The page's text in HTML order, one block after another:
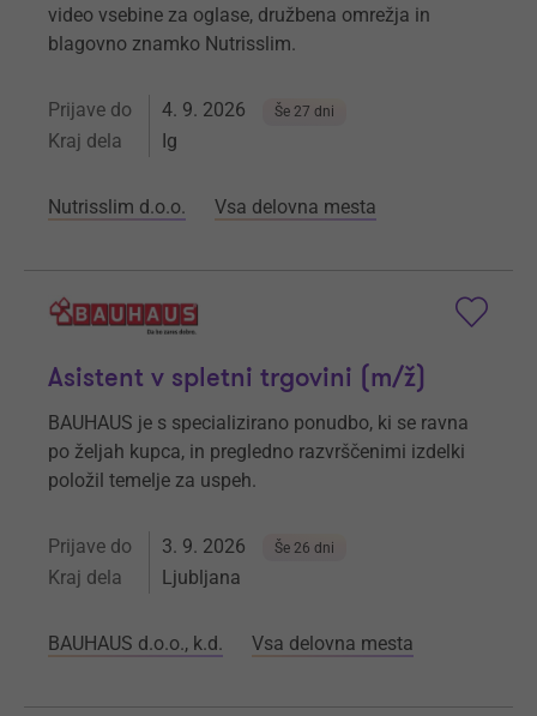
video vsebine za oglase, družbena omrežja in
blagovno znamko Nutrisslim.
Prijave do 4. 9. 2026 Še 27 dni
Kraj dela Ig
Nutrisslim d.o.o. Vsa delovna mesta
Asistent v spletni trgovini (m/ž)
BAUHAUS je s specializirano ponudbo, ki se ravna
po željah kupca, in pregledno razvrščenimi izdelki
položil temelje za uspeh.
Prijave do 3. 9. 2026 Še 26 dni
Kraj dela Ljubljana
BAUHAUS d.o.o., k.d. Vsa delovna mesta